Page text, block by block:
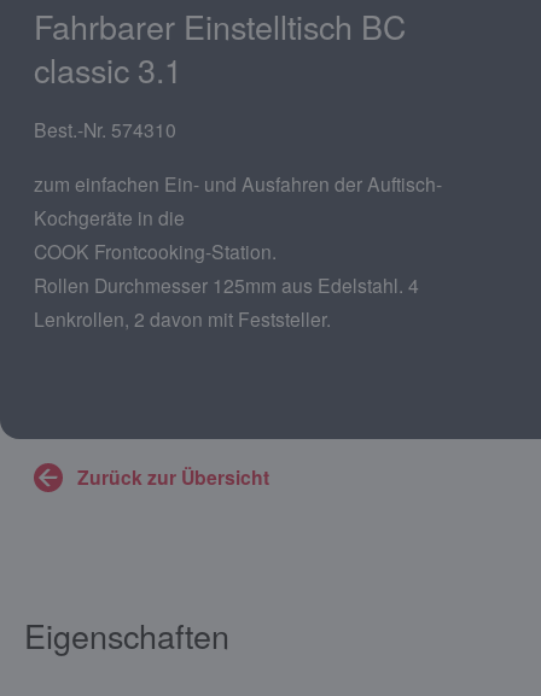
Fahrbarer Einstelltisch BC
classic 3.1
Best.-Nr. 574310
zum einfachen Ein- und Ausfahren der Auftisch-
Kochgeräte in die
COOK Frontcooking-Station.
Rollen Durchmesser 125mm aus Edelstahl. 4
Lenkrollen, 2 davon mit Feststeller.
Zurück zur Übersicht
Eigenschaften